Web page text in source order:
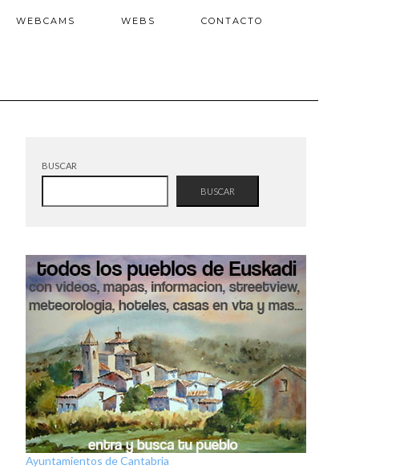
WEBCAMS WEBS CONTACTO
BUSCAR
BUSCAR
Ayuntamientos de Cantabria